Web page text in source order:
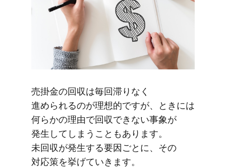
売掛金の​回収は​毎回​滞りなく​
進められるのが​理想的ですが、​ときには​
何らかの​理由で​回収できない​事象が​
発生してしまうこともあります。​
未回収が​発生する​要因ごとに、​その​
対応策を​挙げていきます。